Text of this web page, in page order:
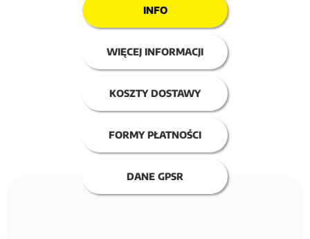
INFO
WIĘCEJ INFORMACJI
KOSZTY DOSTAWY
FORMY PŁATNOŚCI
DANE GPSR